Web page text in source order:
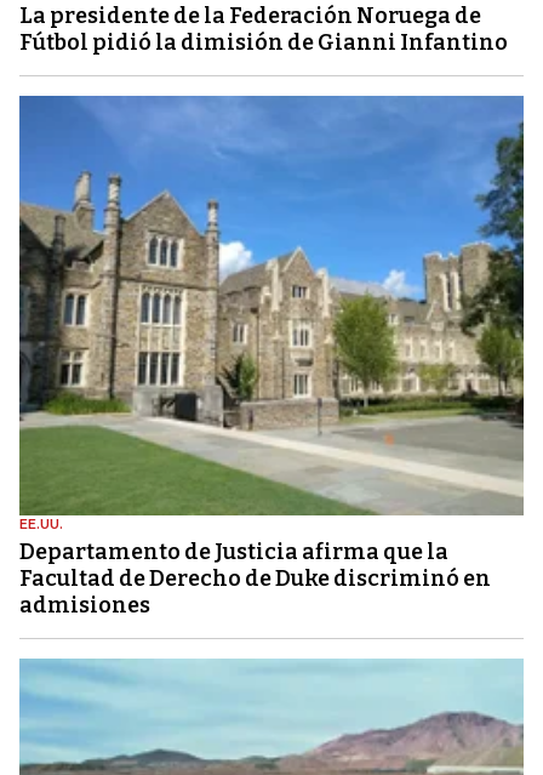
La presidente de la Federación Noruega de
Fútbol pidió la dimisión de Gianni Infantino
EE.UU.
Departamento de Justicia afirma que la
Facultad de Derecho de Duke discriminó en
admisiones